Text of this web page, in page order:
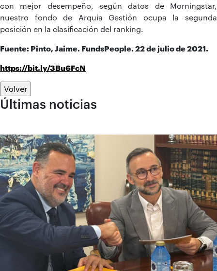
con mejor desempeño, según datos de Morningstar,
nuestro fondo de Arquia Gestión ocupa la segunda
posición en la clasificación del ranking.
Fuente: Pinto, Jaime. FundsPeople. 22 de julio de 2021.
https://bit.ly/3Bu6FcN
Volver
Últimas noticias